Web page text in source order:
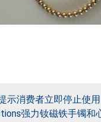
示消费者立即停止使用
强力钕磁铁手镯和